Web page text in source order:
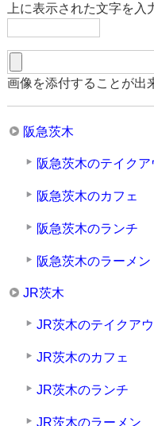
上に表示された文字を入
画像を添付することが出
阪急茨木
阪急茨木のテイクア
阪急茨木のカフェ
阪急茨木のランチ
阪急茨木のラーメン
JR茨木
JR茨木のテイクアウ
JR茨木のカフェ
JR茨木のランチ
JR茨木のラーメン